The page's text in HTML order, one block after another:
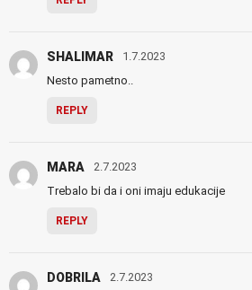
SHALIMAR 1.7.2023
Nesto pametno..
REPLY
MARA 2.7.2023
Trebalo bi da i oni imaju edukacije
REPLY
DOBRILA 2.7.2023